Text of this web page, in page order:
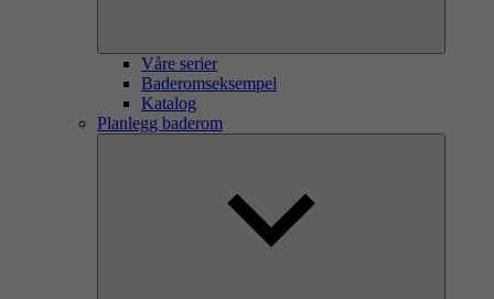
Våre serier
Baderomseksempel
Katalog
Planlegg baderom